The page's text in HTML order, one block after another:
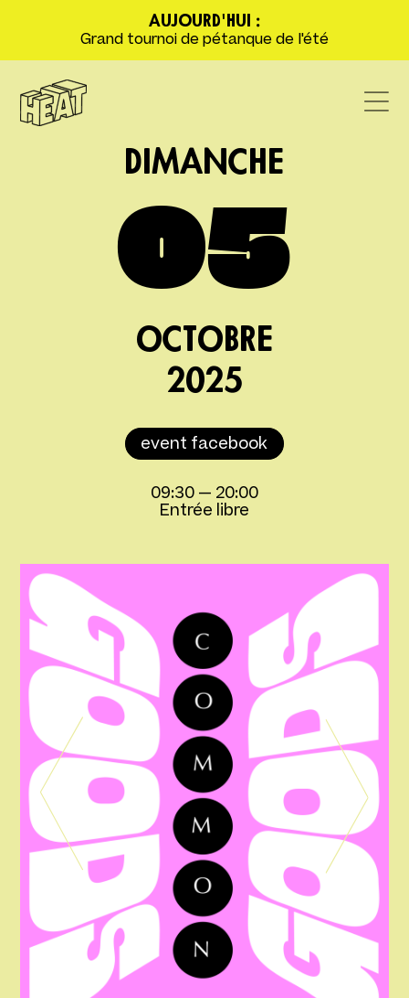
AUJOURD'HUI :
Grand tournoi de pétanque de l'été
DIMANCHE
05
OCTOBRE
2025
event facebook
09:30— 20:00
Entrée libre